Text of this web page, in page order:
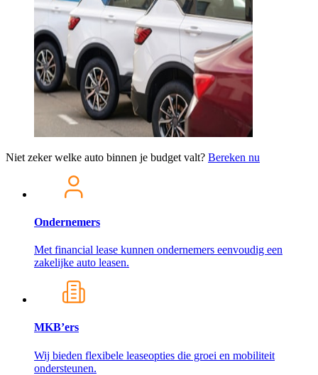
Niet zeker welke auto binnen je budget valt? Bereken nu
Ondernemers
Met financial lease kunnen ondernemers eenvoudig een
zakelijke auto leasen.
MKB’ers
Wij bieden flexibele leaseopties die groei en mobiliteit
ondersteunen.